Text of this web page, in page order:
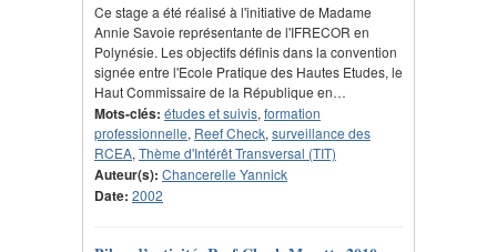
Ce stage a été réalisé à l'initiative de Madame
Annie Savoie représentante de l'IFRECOR en
Polynésie. Les objectifs définis dans la convention
signée entre l'Ecole Pratique des Hautes Etudes, le
Haut Commissaire de la République en…
Mots-clés: études et suivis, formation
professionnelle, Reef Check, surveillance des
RCEA, Thème d'Intérêt Transversal (TIT)
Auteur(s): Chancerelle Yannick
Date: 2002